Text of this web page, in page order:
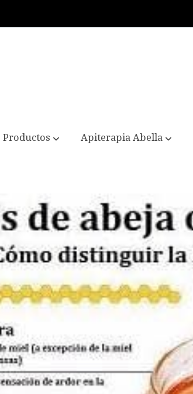
Productos Apiterapia Abella